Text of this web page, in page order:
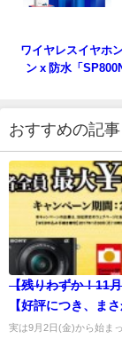
ワイヤレスイヤホ
ン x 防水「
おすすめの記事
【残りわずか！11
【好評につき、まさ
長！！】ソニー 秋
実は9月2日(金)から始ま